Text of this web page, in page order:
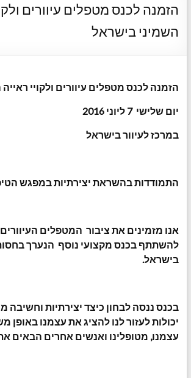
הזמנה לכנס מטפלים עיוורים
השמיני בישראל
הזמנה לכנס מטפלים עיוורים ולקויי
יום שלישי 7 ליוני 2016
במרכז לעיוור בישראל
התמודדות בהשראת יצירתיות במפגש
אנו מזמינים את ציבור המטפלים העיוורים
להשתתף בכנס מקצועי נוסף הנערך
בישראל.
בכנס ננסה לבחון כיצד יצירתיות וחשיבה
יכולות לעזור לנו להציג את עצמנו באופן
עצמנו, מטופלינו ואנשים אחרים הבאים